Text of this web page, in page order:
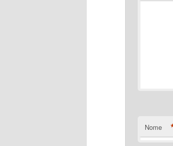
Nome